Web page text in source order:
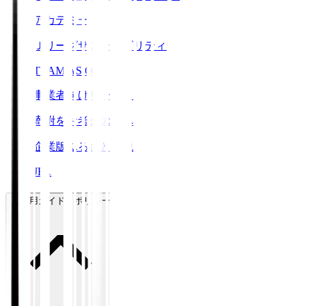
アカデミー
Ｊリーグサステナビリティ
TEAM AS ONE
事業者向けサービス
寄附をお考えの方へ
企業版ふるさと納税
JFA
ご利用ガイド・ポリシー